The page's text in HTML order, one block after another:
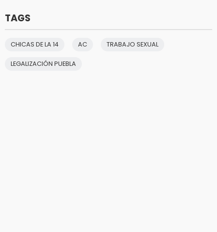
TAGS
CHICAS DE LA 14 AC TRABAJO SEXUAL
LEGALIZACIÓN PUEBLA